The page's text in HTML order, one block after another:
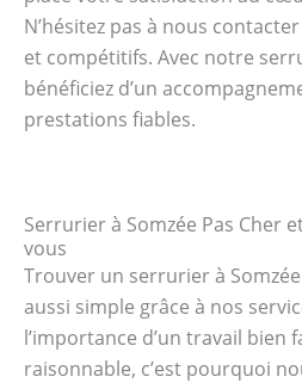
N’hésitez pas à nous
et compétitifs. Avec notre
bénéficiez d’un
prestations fiables.
Serrurier à Somzée Pas Cher
vous
Trouver un serrurier à
aussi simple grâce à nos
l’importance d’un travail bien
raisonnable, c’est pourquoi